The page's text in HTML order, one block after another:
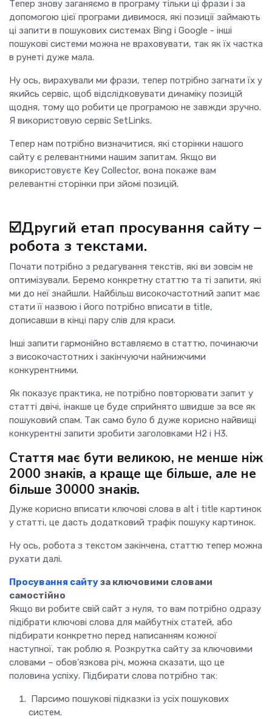
Тепер знову заганяємо в програму тільки ці фрази і за
допомогою цієї програми дивимося, які позиції займають
ці запити в пошукових системах Bing і Google - інші
пошукові системи можна не враховувати, так як їх частка
в рунеті дуже мала.
Ну ось, вирахували ми фрази, тепер потрібно загнати їх у
якийсь сервіс, щоб відслідковувати динаміку позицій
щодня, тому що робити це програмою не завжди зручно.
Я використовую сервіс SetLinks.
Тепер нам потрібно визначитися, які сторінки нашого
сайту є релевантними нашим запитам. Якщо ви
використовуєте Key Collector, вона покаже вам
релевантні сторінки при зйомі позицій.
☑️Другий етап просування сайту –
робота з текстами.
Почати потрібно з редагування текстів, які ви зовсім не
оптимізували. Беремо конкретну статтю та ті запити, які
ми до неї знайшли. Найбільш високочастотний запит має
стати її назвою і його потрібно вписати в title,
дописавши в кінці пару слів для краси.
Інші запити гармонійно вставляємо в статтю, починаючи
з високочастотних і закінчуючи найнижчими
конкурентними.
Як показує практика, не потрібно повторювати запит у
статті двічі, інакше це буде сприйнято швидше за все як
пошуковий спам. Так само було б дуже корисно найвищі
конкурентні запити зробити заголовками H2 і H3.
Стаття має бути великою, не менше ніж
2000 знаків, а краще ще більше, але не
більше 30000 знаків.
Дуже корисно вписати ключові слова в alt і title картинок
у статті, це дасть додатковий трафік пошуку картинок.
Ну ось, робота з текстом закінчена, статтю тепер можна
рухати далі.
Просування сайтуза ключовими словами
самостійно
Якщо ви робите свій сайт з нуля, то вам потрібно одразу
підібрати ключові слова для майбутніх статей, або
підбирати конкретно перед написанням кожної
наступної, так роблю я. Розкрутка сайту за ключовими
словами – обов'язкова річ, можна сказати, що це
половина успіху. Підбирати слова потрібно так:
Парсимо пошукові підказки із усіх пошукових
систем.